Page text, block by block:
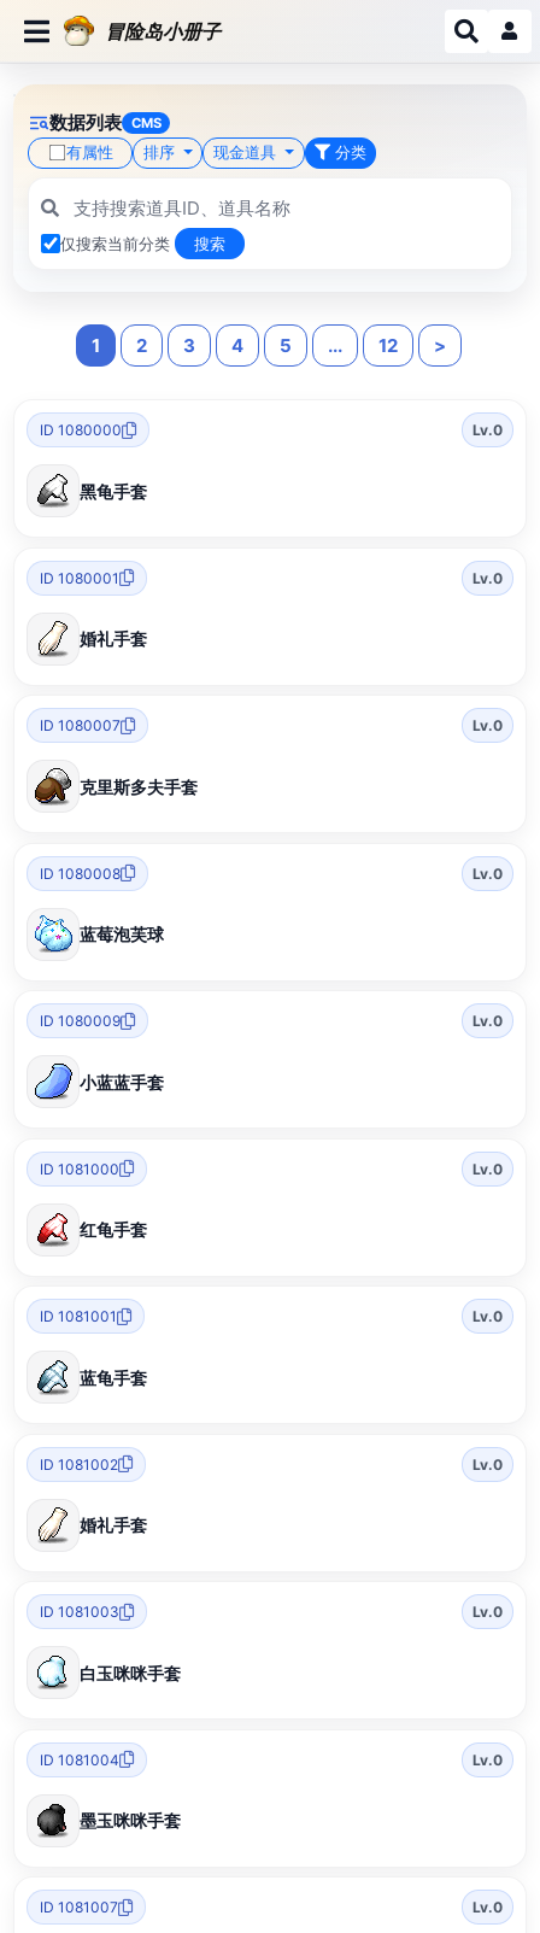
冒险岛小册子
数据列表 CMS
有属性 排序 现金道具 分类
仅搜索当前分类 搜索
1 2 3 4 5 ... 12 >
ID 1080000 Lv.0
黑龟手套
ID 1080001 Lv.0
婚礼手套
ID 1080007 Lv.0
克里斯多夫手套
ID 1080008 Lv.0
蓝莓泡芙球
ID 1080009 Lv.0
小蓝蓝手套
ID 1081000 Lv.0
红龟手套
ID 1081001 Lv.0
蓝龟手套
ID 1081002 Lv.0
婚礼手套
ID 1081003 Lv.0
白玉咪咪手套
ID 1081004 Lv.0
墨玉咪咪手套
ID 1081007 Lv.0